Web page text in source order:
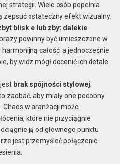
strategii. Wiele osób popełnia
zepsuć ostateczny efekt wizualny.
bliskie lub zbyt dalekie
powinny być umieszczone w
całość, a jednocześnie
by widz mógł docenić ich detale.
brak spójności stylowej.
zadbać, aby miały one podobny
Chaos w aranżacji może
które nie przyciągnie
ją od głównego punktu
jest przemyśleć połączenie